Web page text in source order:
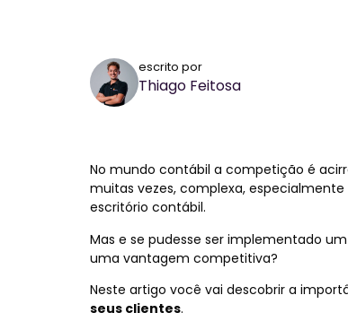
escrito por
Thiago Feitosa
No mundo contábil a competição é
muitas vezes, complexa, especialmente
escritório contábil.
Mas e se pudesse ser implementado
uma vantagem competitiva?
Neste artigo você vai descobrir a
seus clientes.